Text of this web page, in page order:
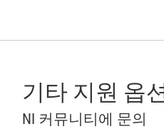
기타 지원 옵
NI 커뮤니티에 문의